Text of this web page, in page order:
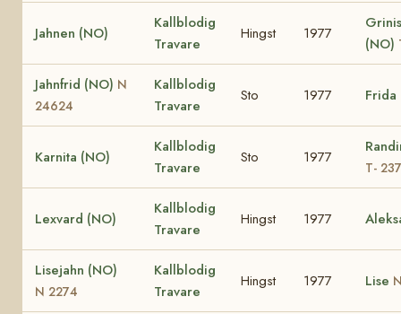
Jahnen (NO)
Kallblodig
Travare
Hingst 1977
(NO)
Jahnfrid (NO) N
24624
Kallblodig
Travare
Sto 1977 Frida
Karnita (NO)
Kallblodig
Travare
Sto 1977
T-
Lexvard (NO)
Kallblodig
Travare
Hingst 1977
Lisejahn (NO)
N 2274
Kallblodig
Travare
Hingst 1977 Lise